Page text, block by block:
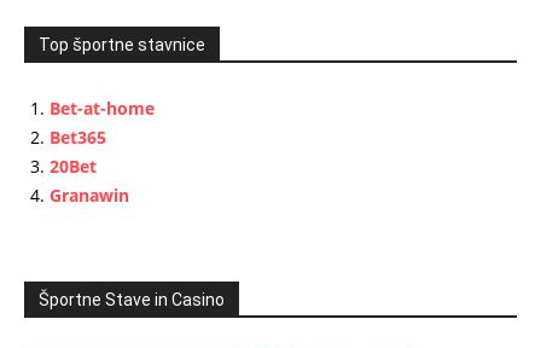
Top športne stavnice
Bet-at-home
Bet365
20Bet
Granawin
Športne Stave in Casino